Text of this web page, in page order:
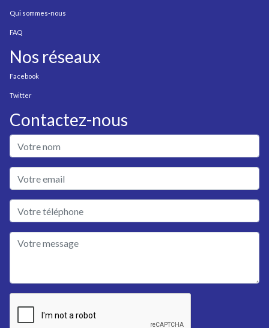
Qui sommes-nous
FAQ
Nos réseaux
Facebook
Twitter
Contactez-nous